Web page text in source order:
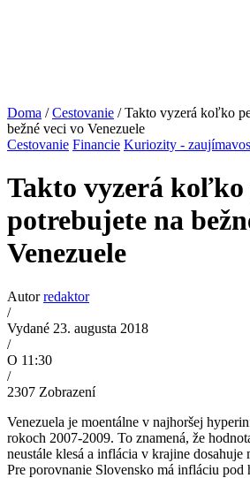
Doma /Cestovanie / Takto vyzerá koľko
bežné veci vo Venezuele
Cestovanie Financie Kuriozity -
Takto vyzerá koľko
potrebujete na
Venezuele
Autorredaktor
/
Vydané 23. augusta 2018
/
O 11:30
/
2307 Zobrazení
Venezuela je moentálne v najhoršej
rokoch 2007-2009. To znamená, že
neustále klesá a inflácia v krajine dosahuje
Pre porovnanie Slovensko má infláciu pod